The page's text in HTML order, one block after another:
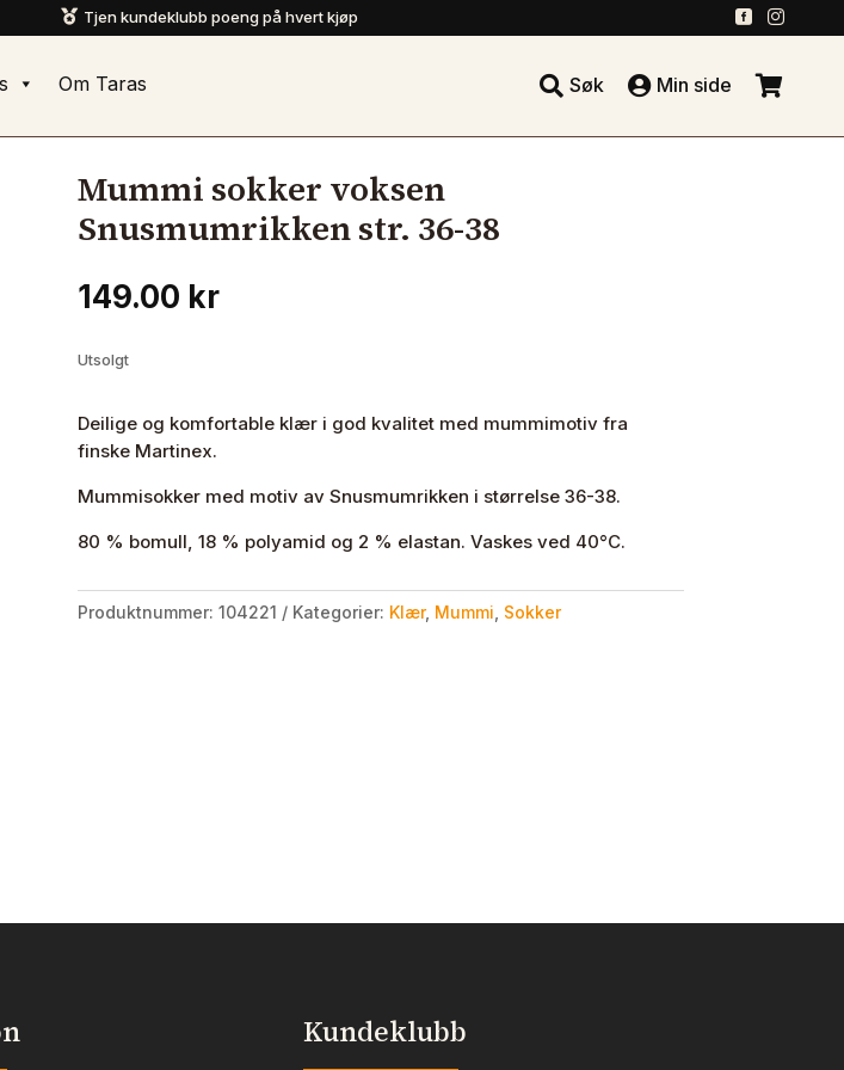
 Tjen kundeklubb poeng på hvert kjøp  
Om Taras  Søk  Min side 
Mummi sokker voksen
Snusmumrikken str. 36-38
149.00 kr
Utsolgt
Deilige og komfortable klær i god kvalitet med mummimotiv fra
finske Martinex.
Mummisokker med motiv av Snusmumrikken i størrelse 36-38.
80 % bomull, 18 % polyamid og 2 % elastan. Vaskes ved 40°C.
Produktnummer: 104221 Kategorier: Klær, Mummi Sokker
Kundeklubb